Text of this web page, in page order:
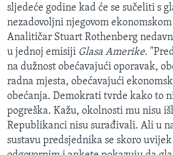
sljedeće godine kad će se sučeliti s
nezadovoljni njegovom
Analitičar Stuart Rothenberg
u jednoj emisiji Glasa Amerike.
na dužnost obećavajući oporavak,
radna mjesta, obećavajući
obećanja. Demokrati tvrde kako to
pogreška. Kažu, okolnosti mu nisu
Republikanci nisu surađivali. Ali u
sustavu predsjednika se skoro